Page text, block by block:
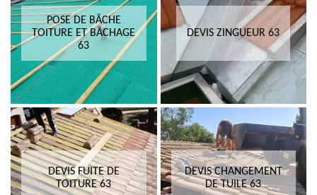
POSE DE BÂCHE
TOITURE ET BÂCHAGE
63
DEVIS ZINGUEUR 63
DEVIS FUITE DE
TOITURE 63
DEVIS CHANGEMENT
DE TUILE 63